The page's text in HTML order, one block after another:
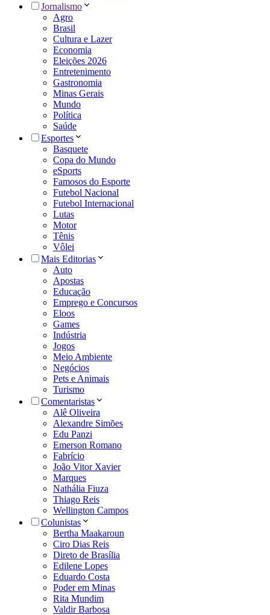
Jornalismo
Agro
Brasil
Cultura e Lazer
Economia
Eleições 2026
Entretenimento
Gastronomia
Minas Gerais
Mundo
Política
Saúde
Esportes
Basquete
Copa do Mundo
eSports
Famosos do Esporte
Futebol Nacional
Futebol Internacional
Lutas
Motor
Tênis
Vôlei
Mais Editorias
Auto
Apostas
Educação
Emprego e Concursos
Eloos
Games
Indústria
Jogos
Meio Ambiente
Negócios
Pets e Animais
Turismo
Comentaristas
Alê Oliveira
Alexandre Simões
Edu Panzi
Emerson Romano
Fabrício
João Vitor Xavier
Marques
Nathália Fiuza
Thiago Reis
Wellington Campos
Colunistas
Bertha Maakaroun
Ciro Dias Reis
Direto de Brasília
Edilene Lopes
Eduardo Costa
Poder em Minas
Rita Mundim
Valdir Barbosa